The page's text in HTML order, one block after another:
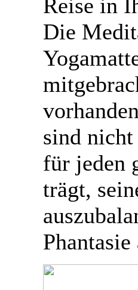
Reise in
Die
sind
für jeden
trägt,
Phantasie